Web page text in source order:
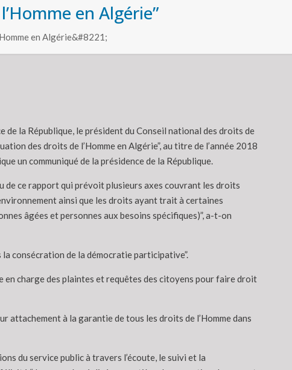
en Algérie”
en Algérie&#8221;
de la République, le président du Conseil national des droits de
des droits de l’Homme en Algérie”, au titre de l’année 2018
un communiqué de la présidence de la République.
de ce rapport qui prévoit plusieurs axes couvrant les droits
ainsi que les droits ayant trait à certaines
âgées et personnes aux besoins spécifiques)”, a-t-on
consécration de la démocratie participative”.
en charge des plaintes et requêtes des citoyens pour faire droit
attachement à la garantie de tous les droits de l’Homme dans
du service public à travers l’écoute, le suivi et la